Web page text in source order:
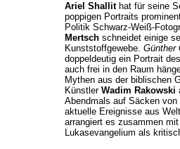
Ariel Shallithat für seine
poppigen Portraits
Politik Schwarz-Weiß-
Mertschschneidet einige
Kunststoffgewebe. Günther
doppeldeutig ein Portrait
auch frei in den Raum
Mythen aus der biblischen
Künstler Wadim Rakowski
Abendmals auf Säcken
aktuelle Ereignisse aus
arrangiert es zusammen
Lukasevangelium als